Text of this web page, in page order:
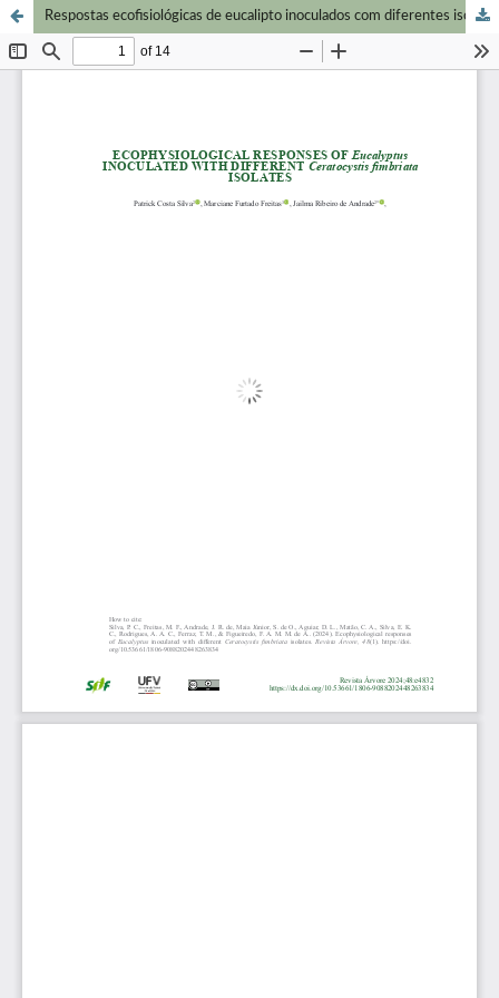
Respostas ecofisiológicas de eucalipto inoculados com diferentes isolados de Ceratocystis fimbriata